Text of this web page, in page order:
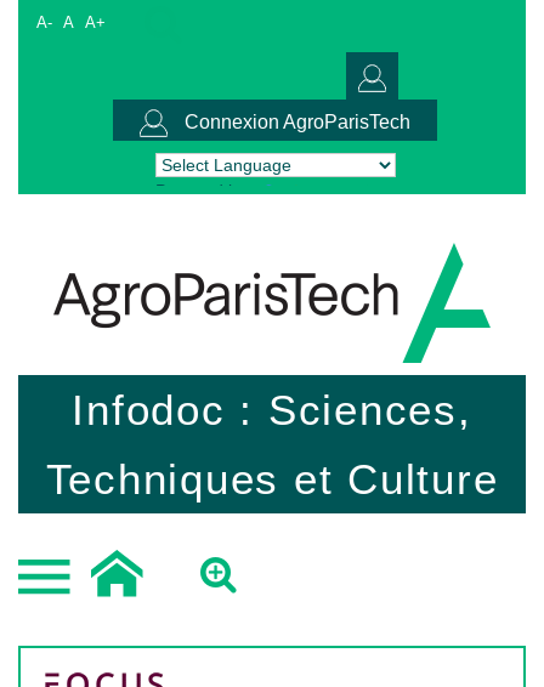
A- A A+
Connexion AgroParisTech
Powered by Translate
Infodoc : Sciences,
Techniques et Culture